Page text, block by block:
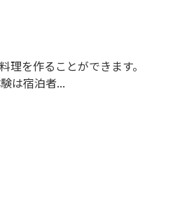
理を作ることができます。
は宿泊者...